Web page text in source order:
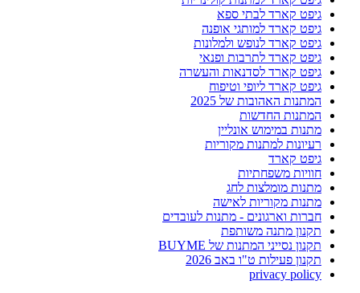
גיפט קארד לבתי ספא
גיפט קארד למותגי אופנה
גיפט קארד לנופש ולמלונות
גיפט קארד לתרבות ופנאי
גיפט קארד לסדנאות והעשרה
גיפט קארד ליופי וטיפוח
המתנות האהובות של 2025
המתנות החדשות
מתנות במימוש אונליין
רעיונות למתנות מקוריות
גיפט קארד
חוויות משפחתיות
מתנות מומלצות לחג
מתנות מקוריות לאישה
חברות וארגונים - מתנות לעובדים
תקנון מתנה משותפת
תקנון נסייני המתנות של BUYME
תקנון פעילות ט"ו באב 2026
privacy policy